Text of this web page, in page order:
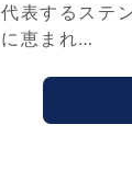
代表するステ
に恵まれ…